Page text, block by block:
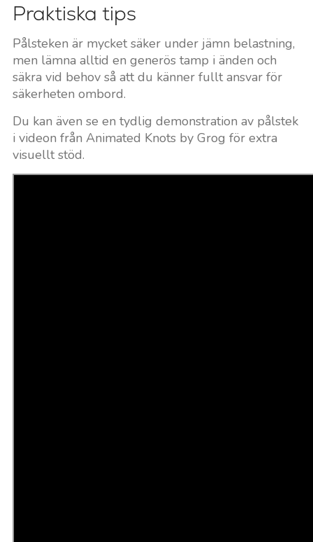
Praktiska tips
Pålsteken är mycket säker under jämn belastning,
men lämna alltid en generös tamp i änden och
säkra vid behov så att du känner fullt ansvar för
säkerheten ombord.
Du kan även se en tydlig demonstration av pålstek
i videon från Animated Knots by Grog för extra
visuellt stöd.